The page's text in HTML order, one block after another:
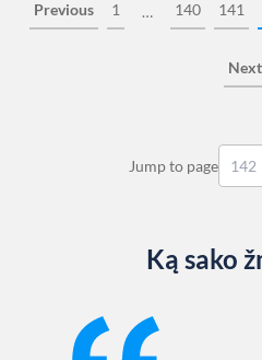
Previous 1 … 140 141
Next
Jump to page
Ką sako